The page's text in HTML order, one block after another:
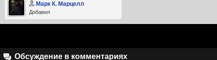
Марк К. Марцелл
Добавил
Обсуждение в комментариях